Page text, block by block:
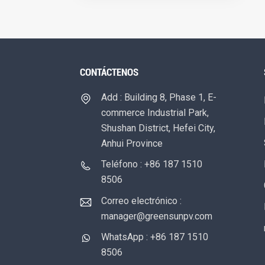
CONTÁCTENOS
Add : Building 8, Phase 1, E-
commerce Industrial Park,
Shushan District, Hefei City,
Anhui Province
Teléfono : +86 187 1510
8506
Correo electrónico :
manager@greensunpv.com
WhatsApp : +86 187 1510
8506